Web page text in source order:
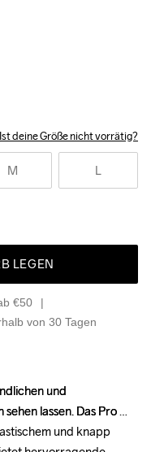
Ist deine Größe nicht vorrätig?
M L
LEGEN
€50
von 30 Tagen
und
lassen. Das Pro
und knapp
und
lassen. Das Pro
und knapp